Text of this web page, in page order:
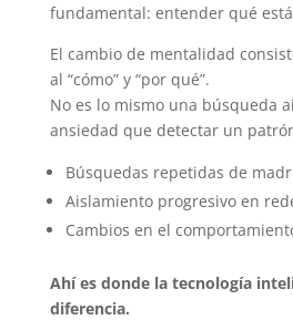
fundamental: entender qué
El cambio de mentalidad
al “cómo” y “por qué”.
No es lo mismo una búsqueda
ansiedad que detectar un
Búsquedas repetidas de
Aislamiento progresivo en
Cambios en el
Ahí es donde la tecnología
diferencia.